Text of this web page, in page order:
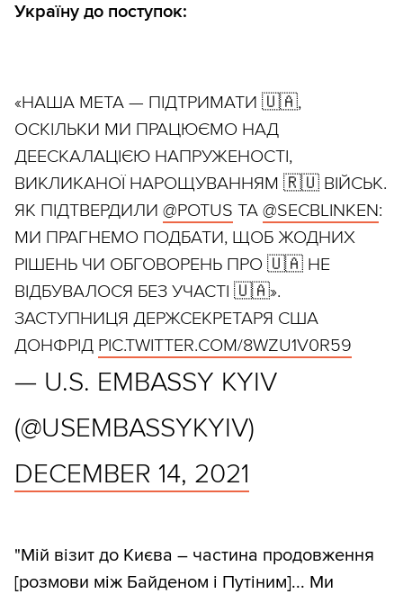
Україну до поступок:
«НАША МЕТА — ПІДТРИМАТИ 🇺🇦,
ОСКІЛЬКИ МИ ПРАЦЮЄМО НАД
ДЕЕСКАЛАЦІЄЮ НАПРУЖЕНОСТІ,
ВИКЛИКАНОЇ НАРОЩУВАННЯМ 🇷🇺 ВІЙСЬК.
ЯК ПІДТВЕРДИЛИ @POTUS ТА @SECBLINKEN:
МИ ПРАГНЕМО ПОДБАТИ, ЩОБ ЖОДНИХ
РІШЕНЬ ЧИ ОБГОВОРЕНЬ ПРО 🇺🇦 НЕ
ВІДБУВАЛОСЯ БЕЗ УЧАСТІ 🇺🇦».
ЗАСТУПНИЦЯ ДЕРЖСЕКРЕТАРЯ США
ДОНФРІД PIC.TWITTER.COM/8WZU1V0R59
— U.S. EMBASSY KYIV
(@USEMBASSYKYIV)
DECEMBER 14, 2021
"Мій візит до Києва – частина продовження
[розмови між Байденом і Путіним]... Ми